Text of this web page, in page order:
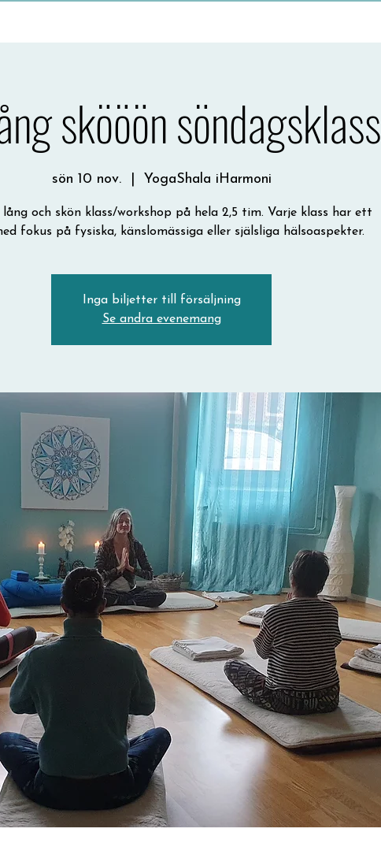
skööön söndagsklass
sön 10 nov.
  |
YogaShala iHarmoni
lång och skön klass/workshop på hela 2,5 tim. Varje klass har ett
fokus på fysiska, känslomässiga eller själsliga hälsoaspekter.
Inga biljetter till försäljning
Se andra evenemang